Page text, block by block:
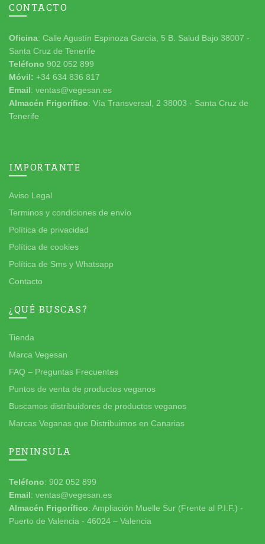
CONTACTO
Oficina: Calle Agustín Espinoza García, 5 B. Salud Bajo 38007 -
Santa Cruz de Tenerife
Teléfono 902 052 899
Móvil: +34 634 836 817
Email: ventas@vegesan.es
Almacén Frigorífico: Vía Transversal, 2 38003 - Santa Cruz de
Tenerife
IMPORTANTE
Aviso Legal
Terminos y condiciones de envío
Política de privacidad
Política de cookies
Política de Sms y Whatsapp
Contacto
¿QUÉ BUSCAS?
Tienda
Marca Vegesan
FAQ – Preguntas Frecuentes
Puntos de venta de productos veganos
Buscamos distribuidores de productos veganos
Marcas Veganas que Distribuimos en Canarias
PENINSULA
Teléfono: 902 052 899
Email: ventas@vegesan.es
Almacén Frigorífico: Ampliación Muelle Sur (Frente al P.I.F.) -
Puerto de Valencia - 46024 – Valencia